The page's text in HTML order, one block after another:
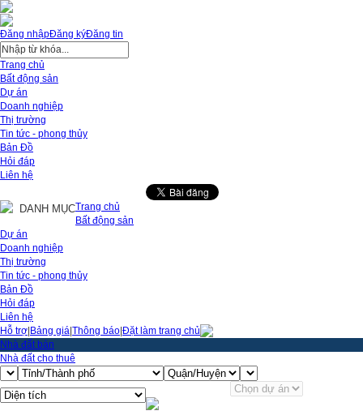
Đăng ký
Đăng nhập Đăng tin
Trang chủ
Bất động sản
Dự án
Doanh nghiệp
Thị trường
Tin tức - phong thủy
Bản Đồ
Hỏi đáp
Liên hệ
DANH MỤCTrang chủ
Bất động sản
Dự án
Doanh nghiệp
Thị trường
Tin tức - phong thủy
Bản Đồ
Hỏi đáp
Liên hệ
Hỗ trợ Bảng giá Thông báo Đặt làm trang chủ
Nhà đất bán
Nhà đất cho thuê